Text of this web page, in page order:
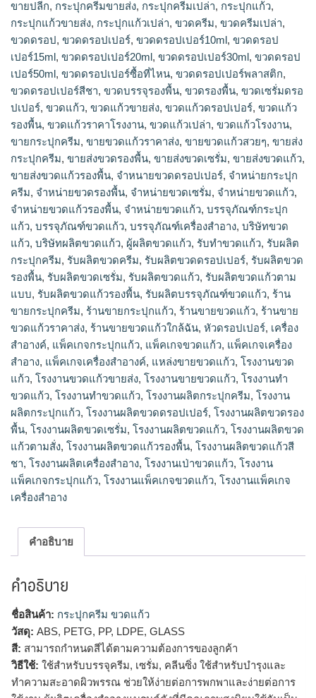
กระปุกครีม, ร้านขายกระปุกครีม, กระปุกครีมขายปลีก
ขายปลีก, กระปุกครีมขายส่ง, กระปุกครีมเปล่า, กระปุกแก้ว,
กระปุกแก้วขายส่ง, กระปุกแก้วเปล่า, ขวดครีม, ขวดครีมเปล่า,
ขวดดรอป, ขวดดรอปเปอร์, ขวดดรอปเปอร์10ml, ขวดดรอป
เปอร์15ml, ขวดดรอปเปอร์20ml, ขวดดรอปเปอร์30ml, ขวดดรอป
เปอร์50ml, ขวดดรอปเปอร์ซื้อที่ไหน, ขวดดรอปเปอร์พลาสติก,
ขวดดรอปเปอร์สีชา, ขวดบรรจุรองพื้น, ขวดรองพื้น, ขวดเซรั่มดรอ
ปเปอร์, ขวดแก้ว, ขวดแก้วขายส่ง, ขวดแก้วดรอปเปอร์, ขวดแก้ว
รองพื้น, ขวดแก้วราคาโรงงาน, ขวดแก้วเปล่า, ขวดแก้วโรงงาน,
ขายกระปุกครีม, ขายขวดแก้วราคาส่ง, ขายขวดแก้วสวยๆ, ขายส่ง
กระปุกครีม, ขายส่งขวดรองพื้น, ขายส่งขวดเซรั่ม, ขายส่งขวดแก้ว,
ขายส่งขวดแก้วรองพื้น, จำหนายขวดดรอปเปอร์, จำหน่ายกระปุก
ครีม, จำหน่ายขวดรองพื้น, จำหน่ายขวดเซรั่ม, จำหน่ายขวดแก้ว,
จำหน่ายขวดแก้วรองพื้น, จําหน่ายขวดแก้ว, บรรจุภัณฑ์กระปุก
แก้ว, บรรจุภัณฑ์ขวดแก้ว, บรรจุภัณฑ์เครื่องสำอาง, บริษัทขวด
แก้ว, บริษัทผลิตขวดแก้ว, ผู้ผลิตขวดแก้ว, รับทำขวดแก้ว, รับผลิต
กระปุกครีม, รับผลิตขวดครีม, รับผลิตขวดดรอปเปอร์, รับผลิตขวด
รองพื้น, รับผลิตขวดเซรั่ม, รับผลิตขวดแก้ว, รับผลิตขวดแก้วตาม
แบบ, รับผลิตขวดแก้วรองพื้น, รับผลิตบรรจุภัณฑ์ขวดแก้ว, ร้าน
ขายกระปุกครีม, ร้านขายกระปุกแก้ว, ร้านขายขวดแก้ว, ร้านขาย
ขวดแก้วราคาส่ง, ร้านขายขวดแก้วใกล้ฉัน, หัวดรอปเปอร์, เครื่อง
สำอางค์, แพ็คเกจกระปุกแก้ว, แพ็คเกจขวดแก้ว, แพ็คเกจเครื่อง
สำอาง, แพ็คเกจเครื่องสำอางค์, แหล่งขายขวดแก้ว, โรงงานขวด
แก้ว, โรงงานขวดแก้วขายส่ง, โรงงานขายขวดแก้ว, โรงงานทำ
ขวดแก้ว, โรงงานทําขวดแก้ว, โรงงานผลิตกระปุกครีม, โรงงาน
ผลิตกระปุกแก้ว, โรงงานผลิตขวดดรอปเปอร์, โรงงานผลิตขวดรอง
พื้น, โรงงานผลิตขวดเซรั่ม, โรงงานผลิตขวดแก้ว, โรงงานผลิตขวด
แก้วตามสั่ง, โรงงานผลิตขวดแก้วรองพื้น, โรงงานผลิตขวดแก้วสี
ชา, โรงงานผลิตเครื่องสำอาง, โรงงานเป่าขวดแก้ว, โรงงาน
แพ็คเกจกระปุกแก้ว, โรงงานแพ็คเกจขวดแก้ว, โรงงานแพ็คเกจ
เครื่องสำอาง
คำอธิบาย
คำอธิบาย
ชื่อสินค้า: กระปุกครีม ขวดแก้ว
วัสดุ: ABS, PETG, PP, LDPE, GLASS
สี: สามารถกำหนดสีได้ตามความต้องการของลูกค้า
วิธีใช้: ใช้สำหรับบรรจุครีม, เซรั่ม, คลีนซิ่ง ใช้สำหรับบำรุงและ
ทำความสะอาดผิวพรรณ ช่วยให้ง่ายต่อการพกพาและง่ายต่อการ